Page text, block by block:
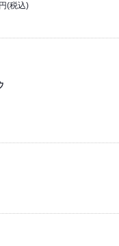
(税込)